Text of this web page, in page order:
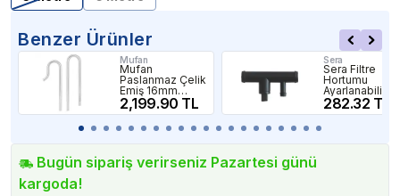
Benzer Ürünler
Mufan
Mufan
Paslanmaz Çelik
Emiş 16mm
Basış 12mm Set
2,199.90 TL
Sera
Sera Filtre
Hortumu
Ayarlanabilir T
Parçası 12-
16mm
282.32 TL
Bugün sipariş verirseniz Pazartesi günü
kargoda!